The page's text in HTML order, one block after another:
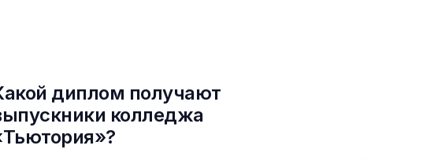
диплом получают
колледжа